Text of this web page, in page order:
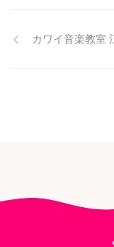
カワイ音楽教室